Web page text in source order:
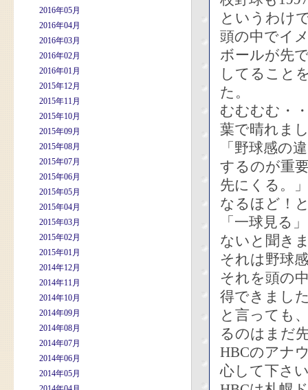
2016年05月
2016年04月
2016年03月
2016年02月
2016年01月
2015年12月
2015年11月
2015年10月
2015年09月
2015年08月
2015年07月
2015年06月
2015年05月
2015年04月
2015年03月
2015年02月
2015年01月
2014年12月
2014年11月
2014年10月
2014年09月
2014年08月
2014年07月
2014年06月
2014年05月
というわけ
頭の中でイ
ボールが先
してること
た。
むむむむ・
葉で晴れま
「野球感の
するのが重
先にくる。」
なるほど！
「一球見る
ないと聞き
それは野球
それを頭の
得できまし
と言っても
るのはまだ
HBCのアナ
心して下さ